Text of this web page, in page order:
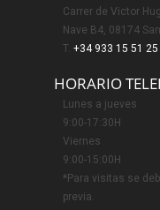
Carrer de Victor
Nave B4, 08174
T. +34 933 15 51 25
HORARIO
Lunes a jueves
9:00-17:30H
Viernes
9:00-15:00H
*Para visitas se
previa.